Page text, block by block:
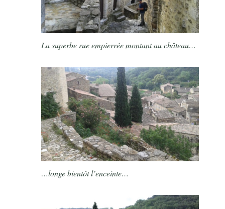
La superbe rue empierrée montant au château…
…longe bientôt l’enceinte…